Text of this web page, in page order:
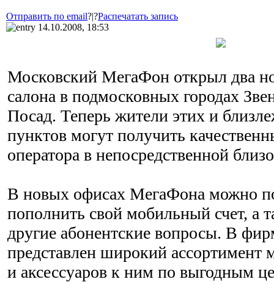
Отправить по email?|?Распечатать запись
14.10.2008, 18:53
Московский МегаФон открыл два
салона в подмосковных городах
Посад. Теперь жители этих и
пунктов могут получить
оператора в непосредственной
В новых офисах МегаФона можно
пополнить свой мобильный счет, а
другие абонентские вопросы. В
представлен широкий ассортимент
и аксессуаров к ним по выгодным